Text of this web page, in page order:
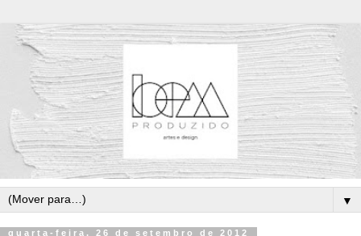
▼
quarta-feira, 26 de setembro de 2012